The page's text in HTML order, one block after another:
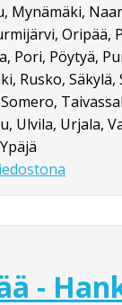
Mynämäki,
Oripää,
Pori, Pöytyä,
Rusko, Säkylä,
Ulvila, Urjala,
-